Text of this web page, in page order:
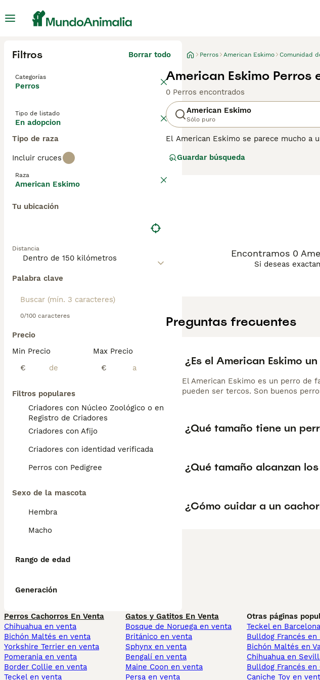
Filtros Borrar todo
Categorías
Perros
Tipo de listado
En adopcion
Tipo de raza
Incluir cruces
Raza
American Eskimo
Tu ubicación
Distancia
Palabra clave
0/100 caracteres
Precio
Min Precio
€
Max Precio
€
Filtros populares
Criadores con Núcleo Zoológico o en el
Registro de Criadores
Criadores con Afijo
Criadores con identidad verificada
Perros con Pedigree
Sexo de la mascota
Hembra
Macho
Rango de edad
Generación
Perros American Eskimo Comunidad
American Eskimo Perros
0 Perros encontrados
American Eskimo
Sólo puro
El American Eskimo se parece mucho a
en una opción popular entre las
condiciones difíciles y en terreno ártico.
renovado interés por el patrimonio
página de consejos de
Guardar búsqueda
Encontramos 0
Si deseas
Preguntas frecuentes
¿Es el American Eskimo
El American Eskimo es un perro de
pueden ser tercos. Son buenos
¿Qué tamaño tiene un
¿Qué tamaño alcanzan
¿Cómo cuidar a un
Perros Cachorros En Venta
Chihuahua en venta
Bichón Maltés en venta
Yorkshire Terrier en venta
Pomerania en venta
Border Collie en venta
Teckel en venta
Gatos y Gatitos En Venta
Bosque de Noruega en venta
Británico en venta
Sphynx en venta
Bengalí en venta
Maine Coon en venta
Persa en venta
Otras páginas
Teckel en Barcelona
Bulldog Francés en
Bichón Maltés en
Chihuahua en
Bulldog Francés en
Caniche Toy en